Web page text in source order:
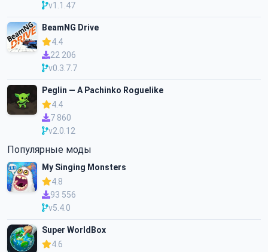
v1.1.47
BeamNG Drive
4.4
22 206
v0.3.7.7
Peglin — A Pachinko Roguelike
4.4
7 860
v2.0.12
Популярные моды
My Singing Monsters
4.8
93 556
v5.4.0
Super WorldBox
4.6